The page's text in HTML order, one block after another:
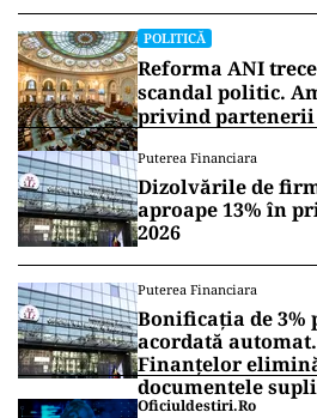
POLITICĂ
Reforma ANI
scandal politic.
privind
Puterea Financiara
Dizolvările de
aproape 13% în
2026
Puterea Financiara
Bonificația de
acordată
Finanțelor
documentele
Oficiuldestiri.ro